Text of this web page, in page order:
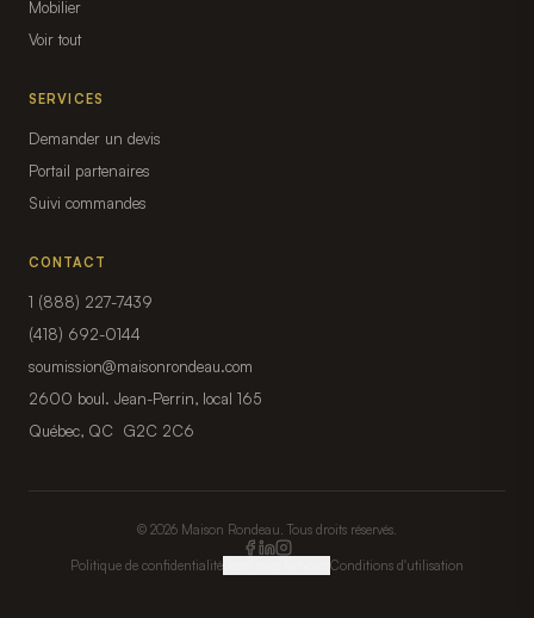
Mobilier
Voir tout
SERVICES
Demander un devis
Portail partenaires
Suivi commandes
CONTACT
1 (888) 227-7439
(418) 692-0144
soumission@maisonrondeau.com
2600 boul. Jean-Perrin, local 165
Québec, QC G2C 2C6
© 2026 Maison Rondeau. Tous droits réservés.
Politique de confidentialité Conditions d'utilisation